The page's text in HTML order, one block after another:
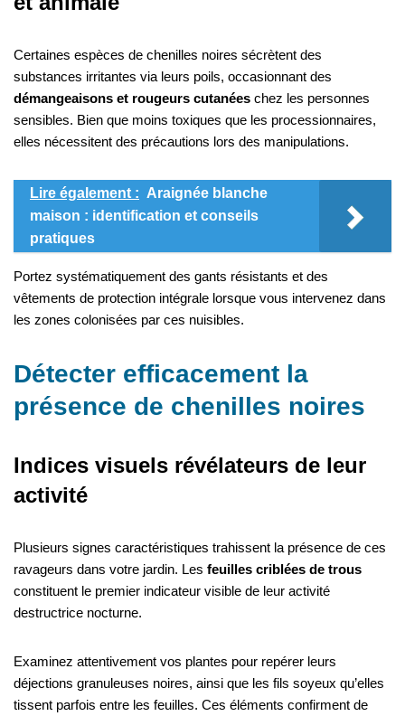
Certaines espèces de chenilles noires sécrètent des
substances irritantes via leurs poils, occasionnant des
démangeaisons et rougeurs cutanées chez les personnes
sensibles. Bien que moins toxiques que les processionnaires,
elles nécessitent des précautions lors des manipulations.
Lire également : Araignée blanche
maison : identification et conseils
pratiques
Portez systématiquement des gants résistants et des
vêtements de protection intégrale lorsque vous intervenez dans
les zones colonisées par ces nuisibles.
Détecter efficacement la
présence de chenilles noires
Indices visuels révélateurs de leur
activité
Plusieurs signes caractéristiques trahissent la présence de ces
ravageurs dans votre jardin. Les feuilles criblées de trous
constituent le premier indicateur visible de leur activité
destructrice nocturne.
Examinez attentivement vos plantes pour repérer leurs
déjections granuleuses noires, ainsi que les fils soyeux qu’elles
tissent parfois entre les feuilles. Ces éléments confirment de